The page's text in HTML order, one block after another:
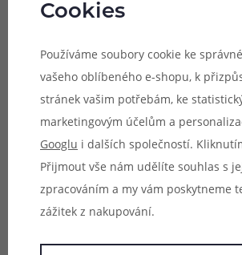
uzpůsobeny pro instalaci do průměrově
Balení:50 proužků
Parametry
Hodnocení (1)
Cookies
Používáme soubory cookie ke
vašeho oblíbeného e-shopu, k
stránek vašim potřebám, ke
marketingovým účelům a
Googlu i dalších společností.
Přijmout vše nám udělíte souhlas s
zpracováním a my vám poskytneme
zážitek z nakupování.